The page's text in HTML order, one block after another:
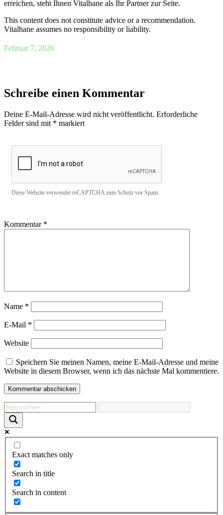
erreichen, steht Ihnen Vitalhane als Ihr Partner zur Seite.
This content does not constitute advice or a recommendation.
Vitalhane assumes no responsibility or liability.
Februar 7, 2026
Schreibe einen Kommentar
Deine E-Mail-Adresse wird nicht veröffentlicht. Erforderliche
Felder sind mit * markiert
Diese Website verwendet reCAPTCHA zum Schutz vor Spam.
Kommentar *
Name *
E-Mail *
Website
Speichern Sie meinen Namen, meine E-Mail-Adresse und meine
Website in diesem Browser, wenn ich das nächste Mal kommentiere.
Exact matches only
Search in title
Search in content